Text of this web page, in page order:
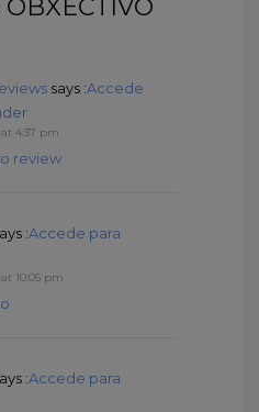
says :Accede
at 4:37 pm
review
:Accede para
10:05 pm
:Accede para